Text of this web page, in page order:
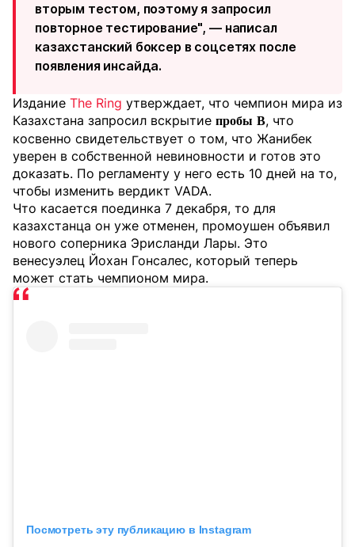
вторым тестом, поэтому я запросил
повторное тестирование", — написал
казахстанский боксер в соцсетях после
появления инсайда.
Издание The Ring утверждает, что чемпион мира из
Казахстана запросил вскрытие пробы B, что
косвенно свидетельствует о том, что Жанибек
уверен в собственной невиновности и готов это
доказать. По регламенту у него есть 10 дней на то,
чтобы изменить вердикт VADA.
Что касается поединка 7 декабря, то для
казахстанца он уже отменен, промоушен объявил
нового соперника Эрисланди Лары. Это
венесуэлец Йохан Гонсалес, который теперь
может стать чемпионом мира.
Посмотреть эту публикацию в Instagram